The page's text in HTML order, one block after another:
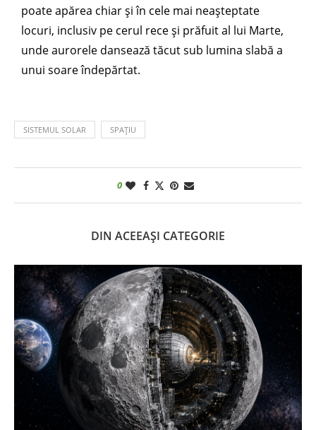
poate apărea chiar și în cele mai neașteptate
locuri, inclusiv pe cerul rece și prăfuit al lui Marte,
unde aurorele dansează tăcut sub lumina slabă a
unui soare îndepărtat.
SISTEMUL SOLAR SPAȚIU
0
DIN ACEEAȘI CATEGORIE